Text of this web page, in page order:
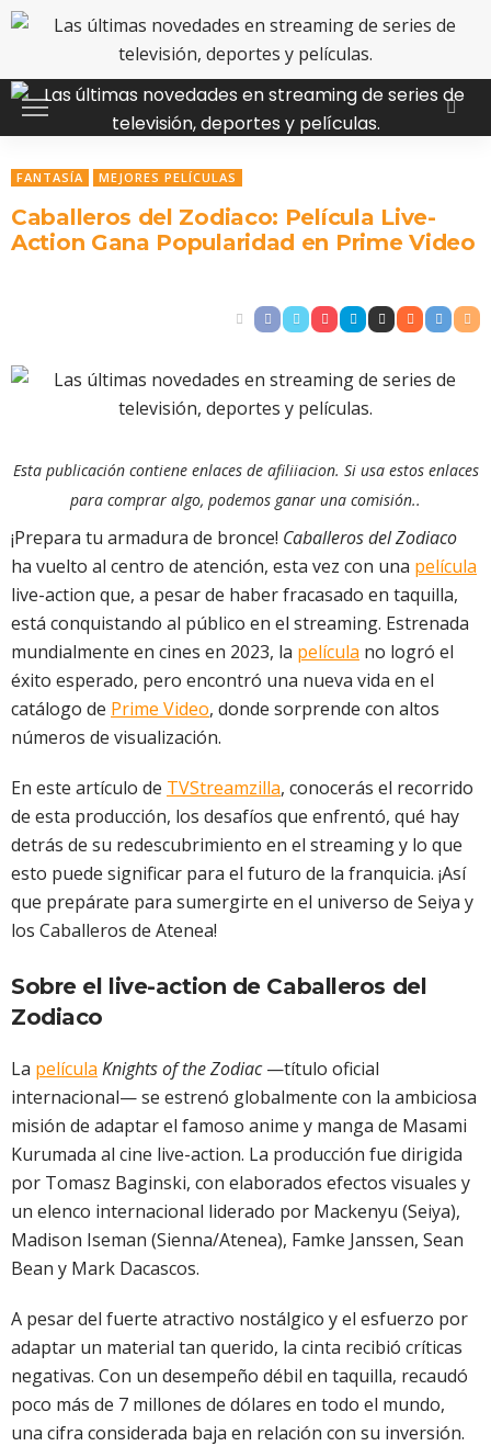
FANTASÍA MEJORES PELÍCULAS
Caballeros del Zodiaco: Película Live-
Action Gana Popularidad en Prime Video
Esta publicación contiene enlaces de afiliiacion. Si usa estos enlaces
para comprar algo, podemos ganar una comisión..
¡Prepara tu armadura de bronce! Caballeros del Zodiaco
ha vuelto al centro de atención, esta vez con una película
live-action que, a pesar de haber fracasado en taquilla,
está conquistando al público en el streaming. Estrenada
mundialmente en cines en 2023, la película no logró el
éxito esperado, pero encontró una nueva vida en el
catálogo de Prime Video, donde sorprende con altos
números de visualización.
En este artículo de TVStreamzilla, conocerás el recorrido
de esta producción, los desafíos que enfrentó, qué hay
detrás de su redescubrimiento en el streaming y lo que
esto puede significar para el futuro de la franquicia. ¡Así
que prepárate para sumergirte en el universo de Seiya y
los Caballeros de Atenea!
Sobre el live-action de Caballeros del
Zodiaco
La película Knights of the Zodiac—título oficial
internacional— se estrenó globalmente con la ambiciosa
misión de adaptar el famoso anime y manga de Masami
Kurumada al cine live-action. La producción fue dirigida
por Tomasz Baginski, con elaborados efectos visuales y
un elenco internacional liderado por Mackenyu (Seiya),
Madison Iseman (Sienna/Atenea), Famke Janssen, Sean
Bean y Mark Dacascos.
A pesar del fuerte atractivo nostálgico y el esfuerzo por
adaptar un material tan querido, la cinta recibió críticas
negativas. Con un desempeño débil en taquilla, recaudó
poco más de 7 millones de dólares en todo el mundo,
una cifra considerada baja en relación con su inversión.